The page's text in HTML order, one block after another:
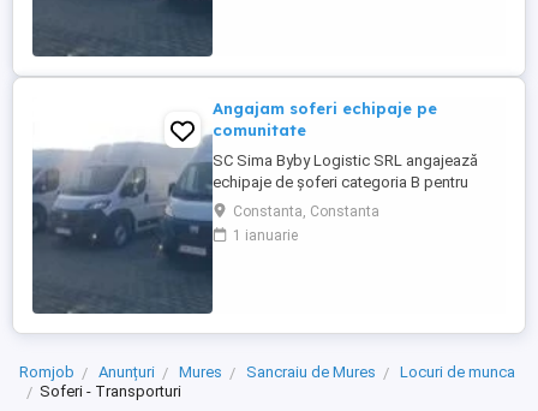
Angajam soferi echipaje pe
comunitate
SC Sima Byby Logistic SRL angajează
echipaje de șoferi categoria B pentru
transport internațional (comunitate)!
Căutăm echipaje formate din 2 șoferi,
posesori ai permisului categoria B, pentru
Constanta, Constanta
1 ianuarie
Romjob Anunțuri Mures Sancraiu de Mures
Locuri de munca
Soferi - Transporturi